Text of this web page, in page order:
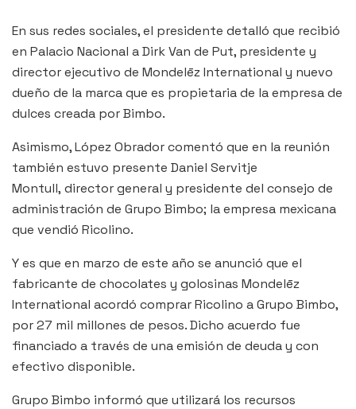
En sus redes sociales, el presidente detalló que recibió
en Palacio Nacional a Dirk Van de Put, presidente y
director ejecutivo de Mondelēz International y nuevo
dueño de la marca que es propietaria de la empresa de
dulces creada por Bimbo.
Asimismo, López Obrador comentó que en la reunión
también estuvo presente Daniel Servitje
Montull, director general y presidente del consejo de
administración de Grupo Bimbo; la empresa mexicana
que vendió Ricolino.
Y es que en marzo de este año se anunció que el
fabricante de chocolates y golosinas Mondelēz
International acordó comprar Ricolino a Grupo Bimbo,
por 27 mil millones de pesos. Dicho acuerdo fue
financiado a través de una emisión de deuda y con
efectivo disponible.
Grupo Bimbo informó que utilizará los recursos